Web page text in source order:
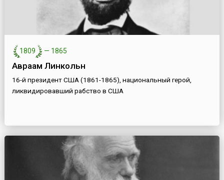
1809 — 1865
Авраам Линкольн
16-й президент США (1861-1865), национальный герой,
ликвидировавший рабство в США